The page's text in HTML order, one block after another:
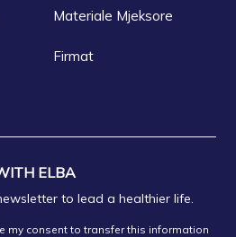
Materiale Mjeksore
Firmat
ELBA
to lead a healthier life.
my consent to transfer this information